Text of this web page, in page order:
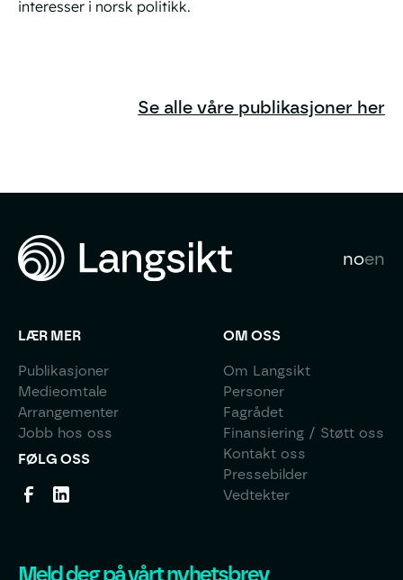
interesser i norsk politikk.
Se alle våre publikasjoner her
noen
LÆR MER
Publikasjoner
Medieomtale
Arrangementer
Jobb hos oss
FØLG OSS
OM OSS
Om Langsikt
Personer
Fagrådet
Finansiering / Støtt oss
Kontakt oss
Pressebilder
Vedtekter
Meld deg på vårt nyhetsbrev